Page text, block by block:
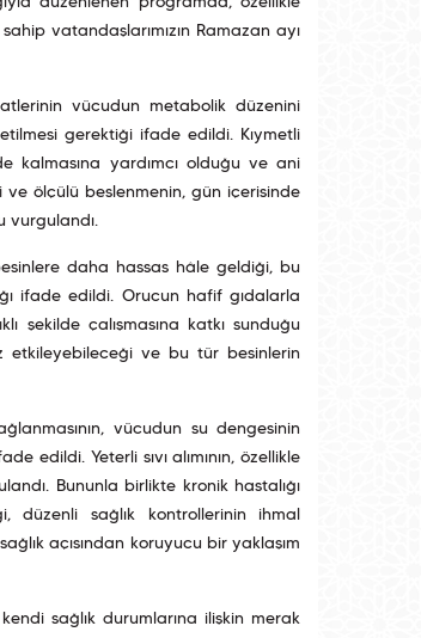
vatandaşlarımızın Ramazan ayı
vücudun metabolik düzenini
gerektiği ifade edildi. Kıymetli
kalmasına yardımcı olduğu ve ani
ve ölçülü beslenmenin, gün içerisinde
vurgulandı.
daha hassas hâle geldiği, bu
ifade edildi. Orucun hafif gıdalarla
şekilde çalışmasına katkı sunduğu
etkileyebileceği ve bu tür besinlerin
vücudun su dengesinin
edildi. Yeterli sıvı alımının, özellikle
Bununla birlikte kronik hastalığı
düzenli sağlık kontrollerinin ihmal
açısından koruyucu bir yaklaşım
sağlık durumlarına ilişkin merak